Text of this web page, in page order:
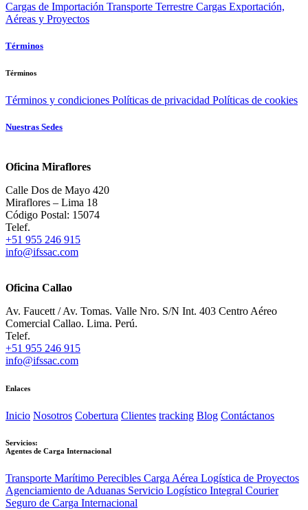
Cargas de Importación Transporte Terrestre Cargas Exportación,
Aéreas y Proyectos
Términos
Términos
Términos y condiciones Políticas de privacidad Políticas de cookies
Nuestras Sedes
Oficina Miraflores
Calle Dos de Mayo 420
Miraflores – Lima 18
Código Postal: 15074
Telef.
+51 955 246 915
info@ifssac.com
Oficina Callao
Av. Faucett / Av. Tomas. Valle Nro. S/N Int. 403 Centro Aéreo
Comercial Callao. Lima. Perú.
Telef.
+51 955 246 915
info@ifssac.com
Enlaces
Inicio Nosotros Cobertura Clientes tracking Blog Contáctanos
Servicios:
Agentes de Carga Internacional
Transporte Marítimo Perecibles Carga Aérea Logística de Proyectos
Agenciamiento de Aduanas Servicio Logístico Integral Courier
Seguro de Carga Internacional